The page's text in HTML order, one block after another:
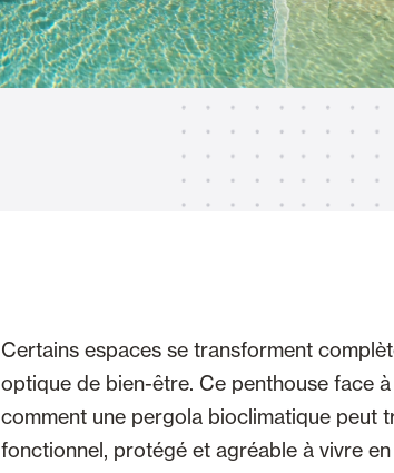
Alicantines et Rideaux PVC
VOIR
Certains espaces se transforment
optique de bien-être. Ce penthouse face
comment une pergola bioclimatique peut
fonctionnel, protégé et agréable à vivre